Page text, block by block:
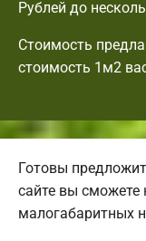
Рублей до
Стоимость
стоимость 1м2
Готовы
сайте вы сможете
малогабаритных